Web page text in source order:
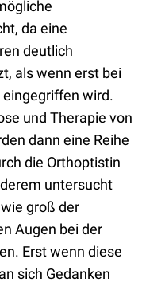
da eine
deutlich
als wenn erst bei
wird.
und Therapie von
dann eine Reihe
die Orthoptistin
untersucht
groß der
Augen bei der
Erst wenn diese
sich Gedanken